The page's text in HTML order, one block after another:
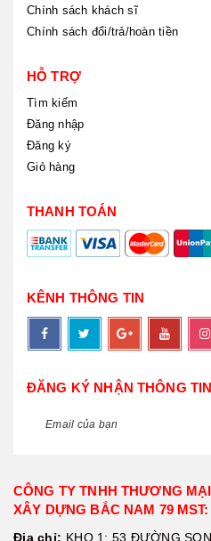
Chính sách khách sĩ
Chính sách đổi/trả/hoàn tiền
HỖ TRỢ
Tìm kiếm
Đăng nhập
Đăng ký
Giỏ hàng
THANH TOÁN
KÊNH THÔNG TIN
ĐĂNG KÝ NHẬN THÔNG TIN
CÔNG TY TNHH THƯƠNG
XÂY DỰNG BẮC NAM 79 MST:
Địa chỉ: KHO 1: 53 ĐƯỜNG